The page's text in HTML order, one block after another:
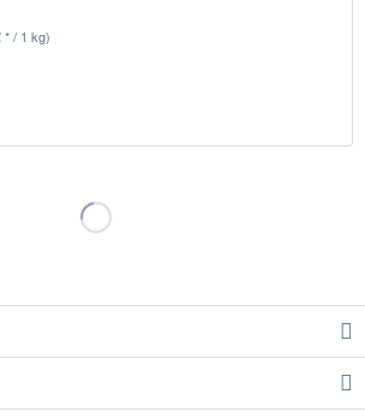
* / 1 kg)